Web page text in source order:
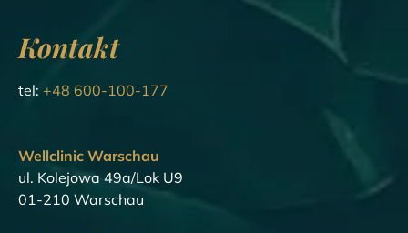
Kontakt
tel: +48 600-100-177
Wellclinic Warschau
ul. Kolejowa 49a/Lok U9
01-210 Warschau